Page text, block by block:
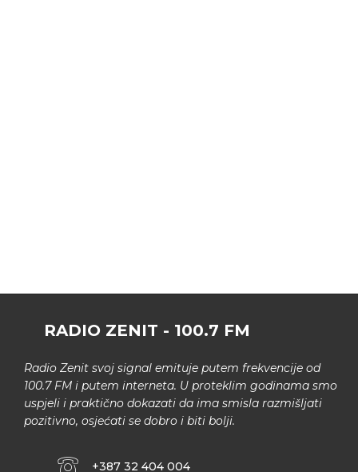
RADIO ZENIT - 100.7 FM
Radio Zenit svoj signal emituje putem frekvencije od
100.7 FM i putem interneta. U proteklim godinama smo
uspjeli i praktično dokazati da ima smisla razmišljati
pozitivno, osjećati se dobro i biti bolji.
+387 32 404 004